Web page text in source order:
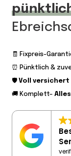
🧾 Fixpreis-
⏰ Pünktlich &
🛡️ Voll versichert
🚚 Komplett–